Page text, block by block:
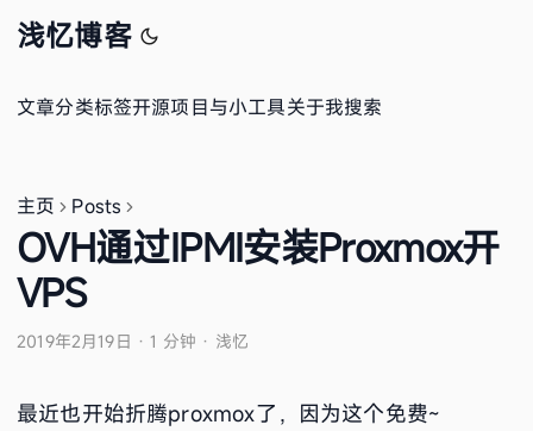
浅忆博客
文章分类标签开源项目与小工具关于我搜索
主页 Posts
OVH通过IPMI安装Proxmox开
VPS
2019年2月19日 ·1 分钟 · 浅忆
最近也开始折腾proxmox了，因为这个免费~